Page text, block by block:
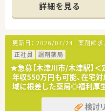
詳細を見る
更新日： 2026/07/24 薬剤師求
正社員
調剤薬局
★急募【木津川市/木津駅】
年収550万円も可能、在宅
域に根差した薬局◎福利厚
検討